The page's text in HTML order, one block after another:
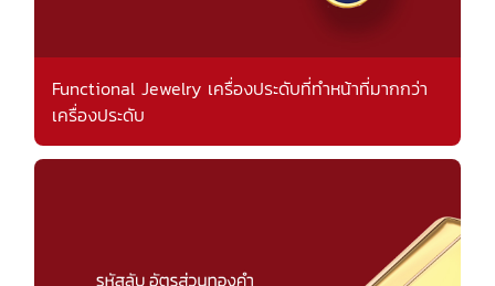
Functional Jewelry เครื่องประดับที่ทำหน้าที่มากกว่า
เครื่องประดับ